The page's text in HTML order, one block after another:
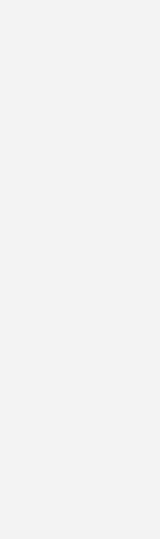
Couleurs
Analyse de